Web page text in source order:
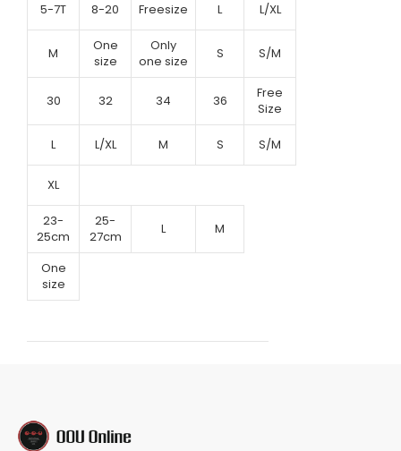
5-7T 8-20 Freesize L L/XL
M
One
size
Only
one size
S S/M
30 32 34 36
Free
Size
L L/XL M S S/M
XL
23-
25cm
25-
27cm
L M
One
size